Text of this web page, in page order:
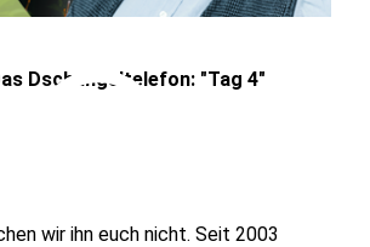
play_circle
Dschungeltelefon: "Tag 4"
wir ihn euch nicht. Seit 2003